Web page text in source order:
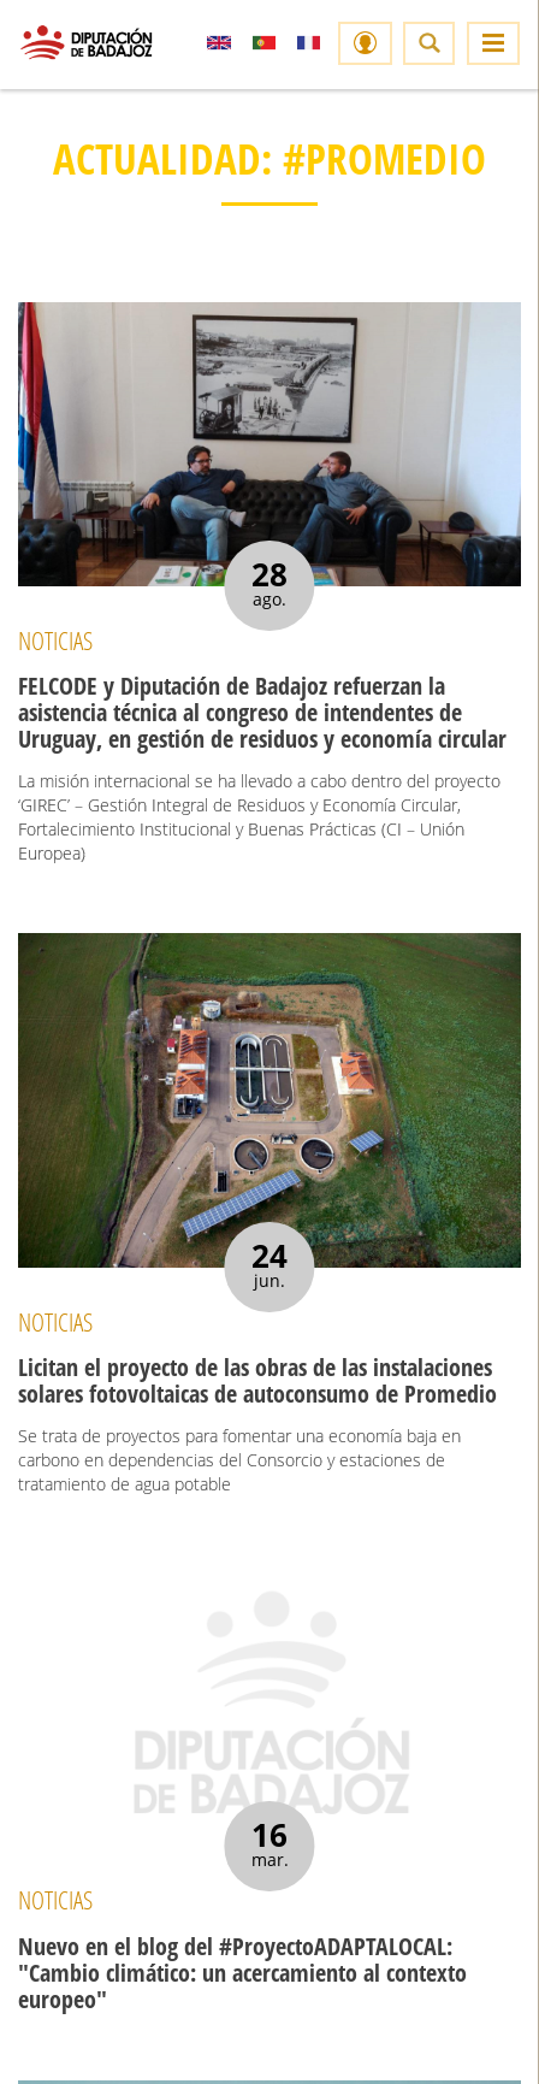
ACTUALIDAD: #PROMEDIO
28
ago.
NOTICIAS
FELCODE y Diputación de Badajoz refuerzan la
asistencia técnica al congreso de intendentes de
Uruguay, en gestión de residuos y economía circular
La misión internacional se ha llevado a cabo dentro del proyecto
‘GIREC’ – Gestión Integral de Residuos y Economía Circular,
Fortalecimiento Institucional y Buenas Prácticas (CI – Unión
Europea)
24
jun.
NOTICIAS
Licitan el proyecto de las obras de las instalaciones
solares fotovoltaicas de autoconsumo de Promedio
Se trata de proyectos para fomentar una economía baja en
carbono en dependencias del Consorcio y estaciones de
tratamiento de agua potable
16
mar.
NOTICIAS
Nuevo en el blog del #ProyectoADAPTALOCAL:
"Cambio climático: un acercamiento al contexto
europeo"